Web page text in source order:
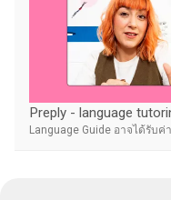
Preply - language
Language Guide อาจได้รับ